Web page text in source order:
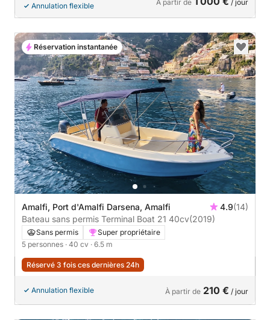
Annulation flexible
À partir de / jour
Amalfi, Port d'Amalfi Darsena, Amalfi 4.9(14)
Bateau sans permis Terminal Boat 21 40cv(2019)
Sans permis
Super propriétaire
5 personnes · 40 cv · 6.5 m
Réservé 3 fois ces dernières 24h
Annulation flexible À partir de 210 € / jour
Réservation instantanée